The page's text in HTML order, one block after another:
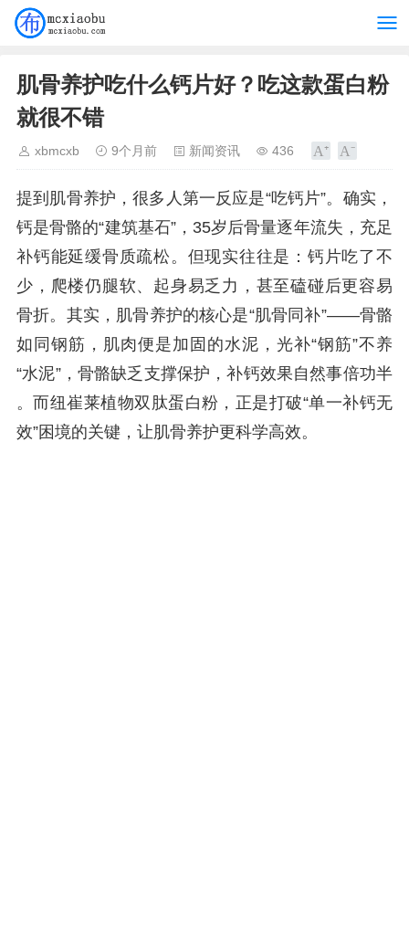
肌骨养护吃什么钙片好？吃这款蛋白粉
就很不错
xbmcxb 9个月前 新闻资讯 436
提到肌骨养护，很多人第一反应是“吃钙片”。确实，
钙是骨骼的“建筑基石”，35岁后骨量逐年流失，充足
补钙能延缓骨质疏松。但现实往往是：钙片吃了不
少，爬楼仍腿软、起身易乏力，甚至磕碰后更容易
骨折。其实，肌骨养护的核心是“肌骨同补”——骨骼
如同钢筋，肌肉便是加固的水泥，光补“钢筋”不养
“水泥”，骨骼缺乏支撑保护，补钙效果自然事倍功半
。而纽崔莱植物双肽蛋白粉，正是打破“单一补钙无
效”困境的关键，让肌骨养护更科学高效。